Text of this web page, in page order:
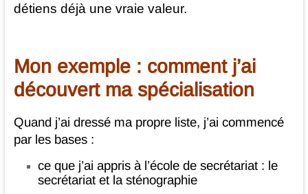
détiens déjà une vraie valeur.
Mon exemple : comment j’ai
découvert ma spécialisation
Quand j’ai dressé ma propre liste, j’ai commencé
par les bases :
ce que j’ai appris à l’école de secrétariat : le
secrétariat et la sténographie